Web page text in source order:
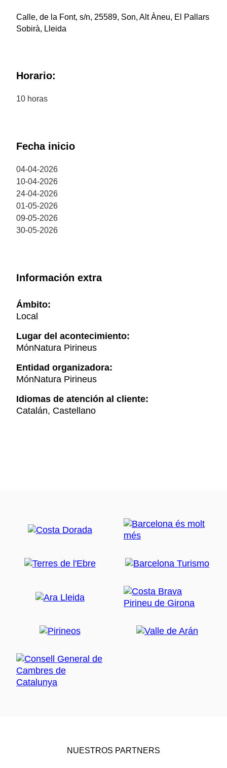
Calle, de la Font, s/n, 25589, Son, Alt Àneu, El Pallars
Sobirà, Lleida
Horario:
10 horas
Fecha inicio
04-04-2026
10-04-2026
24-04-2026
01-05-2026
09-05-2026
30-05-2026
Información extra
Ámbito:
Local
Lugar del acontecimiento:
MónNatura Pirineus
Entidad organizadora:
MónNatura Pirineus
Idiomas de atención al cliente:
Catalán, Castellano
NUESTROS PARTNERS